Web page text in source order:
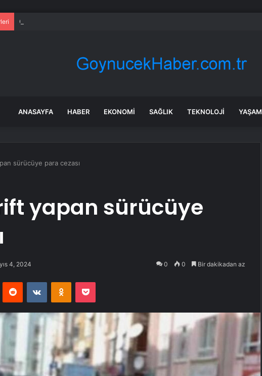
Özel’den milletvekillerine ilk uyarı: “Esprisini bile yapmayacaksınız”
ANASAYFA HABER EKONOMI SAĞLIK TEKNOLOJI YAŞAM
sürücüye para cezası
yapan sürücüye
4, 2024 0 0 Bir dakikadan az
Reddit VKontakteOdnoklassniki
Pocket